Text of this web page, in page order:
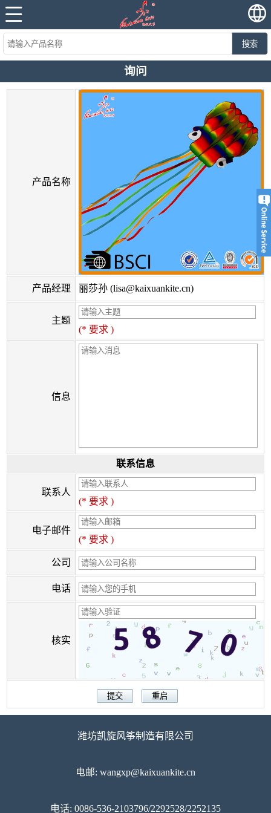
搜索
询问
产品名称
产品经理 丽莎孙 (lisa@kaixuankite.cn)
主题
(* 要求 )
信息
联系信息
联系人
(* 要求 )
电子邮件
(* 要求 )
公司
电话
核实
潍坊凯旋风筝制造有限公司
电邮: wangxp@kaixuankite.cn
电话: 0086-536-2103796/2292528/2252135